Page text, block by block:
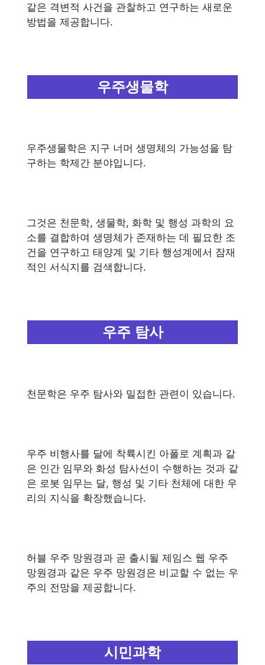
같은 격변적 사건을 관찰하고 연구하는 새로운
방법을 제공합니다.
우주생물학
우주생물학은 지구 너머 생명체의 가능성을 탐
구하는 학제간 분야입니다.
그것은 천문학, 생물학, 화학 및 행성 과학의 요
소를 결합하여 생명체가 존재하는 데 필요한 조
건을 연구하고 태양계 및 기타 행성계에서 잠재
적인 서식지를 검색합니다.
우주 탐사
천문학은 우주 탐사와 밀접한 관련이 있습니다.
우주 비행사를 달에 착륙시킨 아폴로 계획과 같
은 인간 임무와 화성 탐사선이 수행하는 것과 같
은 로봇 임무는 달, 행성 및 기타 천체에 대한 우
리의 지식을 확장했습니다.
허블 우주 망원경과 곧 출시될 제임스 웹 우주
망원경과 같은 우주 망원경은 비교할 수 없는 우
주의 전망을 제공합니다.
시민과학